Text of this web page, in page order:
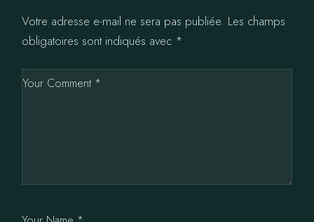
Votre adresse e-mail ne sera pas publiée. Les champs
obligatoires sont indiqués avec *